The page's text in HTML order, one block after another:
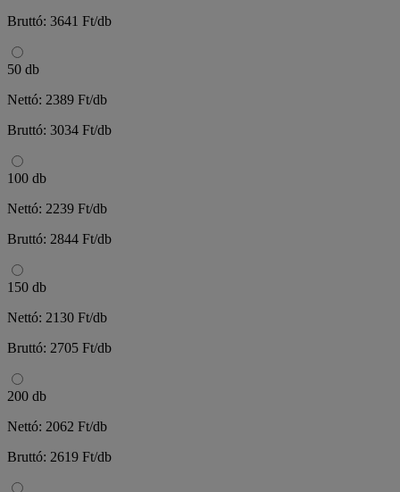
Bruttó: 3641 Ft/db
50 db
Nettó: 2389 Ft/db
Bruttó: 3034 Ft/db
100 db
Nettó: 2239 Ft/db
Bruttó: 2844 Ft/db
150 db
Nettó: 2130 Ft/db
Bruttó: 2705 Ft/db
200 db
Nettó: 2062 Ft/db
Bruttó: 2619 Ft/db